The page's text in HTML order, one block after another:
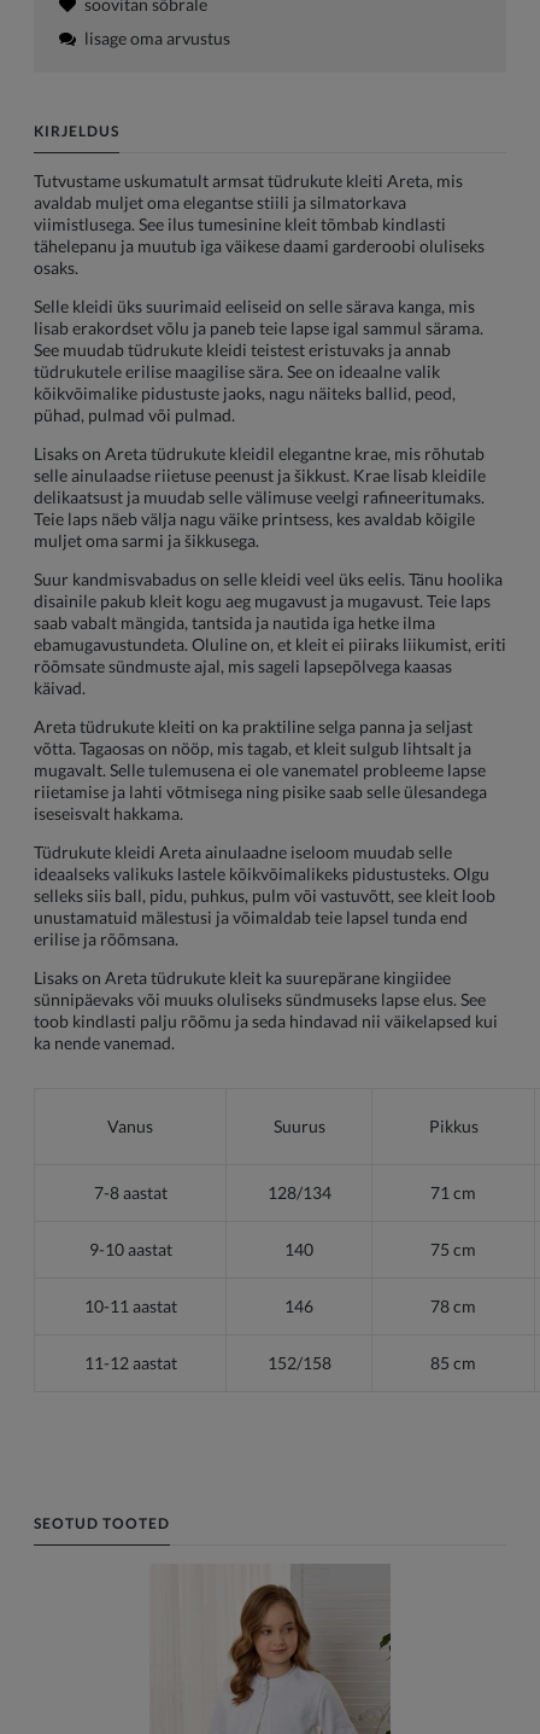
lisage oma arvustus
KIRJELDUS
Tutvustame uskumatult armsat tüdrukute kleiti Areta, mis
avaldab muljet oma elegantse stiili ja silmatorkava
viimistlusega. See ilus tumesinine kleit tõmbab kindlasti
tähelepanu ja muutub iga väikese daami garderoobi oluliseks
osaks.
Selle kleidi üks suurimaid eeliseid on selle särava kanga, mis
lisab erakordset võlu ja paneb teie lapse igal sammul särama.
See muudab tüdrukute kleidi teistest eristuvaks ja annab
tüdrukutele erilise maagilise sära. See on ideaalne valik
kõikvõimalike pidustuste jaoks, nagu näiteks ballid, peod,
pühad, pulmad või pulmad.
Lisaks on Areta tüdrukute kleidil elegantne krae, mis rõhutab
selle ainulaadse riietuse peenust ja šikkust. Krae lisab kleidile
delikaatsust ja muudab selle välimuse veelgi rafineeritumaks.
Teie laps näeb välja nagu väike printsess, kes avaldab kõigile
muljet oma sarmi ja šikkusega.
Suur kandmisvabadus on selle kleidi veel üks eelis. Tänu hoolika
disainile pakub kleit kogu aeg mugavust ja mugavust. Teie laps
saab vabalt mängida, tantsida ja nautida iga hetke ilma
ebamugavustundeta. Oluline on, et kleit ei piiraks liikumist, eriti
rõõmsate sündmuste ajal, mis sageli lapsepõlvega kaasas
käivad.
Areta tüdrukute kleiti on ka praktiline selga panna ja seljast
võtta. Tagaosas on nööp, mis tagab, et kleit sulgub lihtsalt ja
mugavalt. Selle tulemusena ei ole vanematel probleeme lapse
riietamise ja lahti võtmisega ning pisike saab selle ülesandega
iseseisvalt hakkama.
Tüdrukute kleidi Areta ainulaadne iseloom muudab selle
ideaalseks valikuks lastele kõikvõimalikeks pidustusteks. Olgu
selleks siis ball, pidu, puhkus, pulm või vastuvõtt, see kleit loob
unustamatuid mälestusi ja võimaldab teie lapsel tunda end
erilise ja rõõmsana.
Lisaks on Areta tüdrukute kleit ka suurepärane kingiidee
sünnipäevaks või muuks oluliseks sündmuseks lapse elus. See
toob kindlasti palju rõõmu ja seda hindavad nii väikelapsed kui
ka nende vanemad.
Vanus Suurus Pikkus
7-8 aastat 128/134 71 cm
9-10 aastat 140 75 cm
10-11 aastat 146 78 cm
11-12 aastat 152/158 85 cm
SEOTUD TOOTED